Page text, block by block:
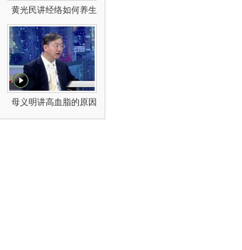
黄光民讲经络如何养生
母义明讲高血脂的原因